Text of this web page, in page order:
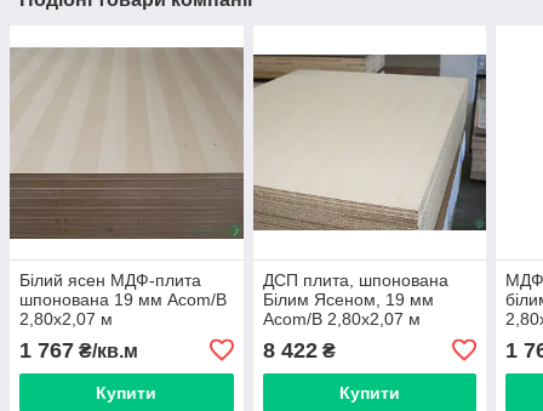
Білий ясен МДФ-плита
шпонована 19 мм Аcom/B
2,80х2,07 м
1 767 ₴/кв.м
Купити
ДСП плита, шпонована
Білим Ясеном, 19 мм
Аcom/B 2,80х2,07 м
тангентал = 5.8 м² ( 1 лист
)
8 422₴
Купити
1